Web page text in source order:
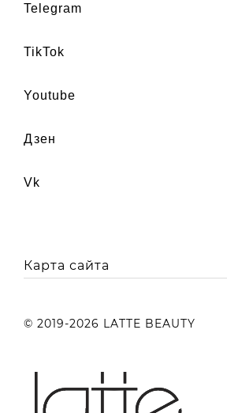
telegram
TikTok
youtube
дзен
vk
Карта сайта
© 2019-2026 LATTE BEAUTY